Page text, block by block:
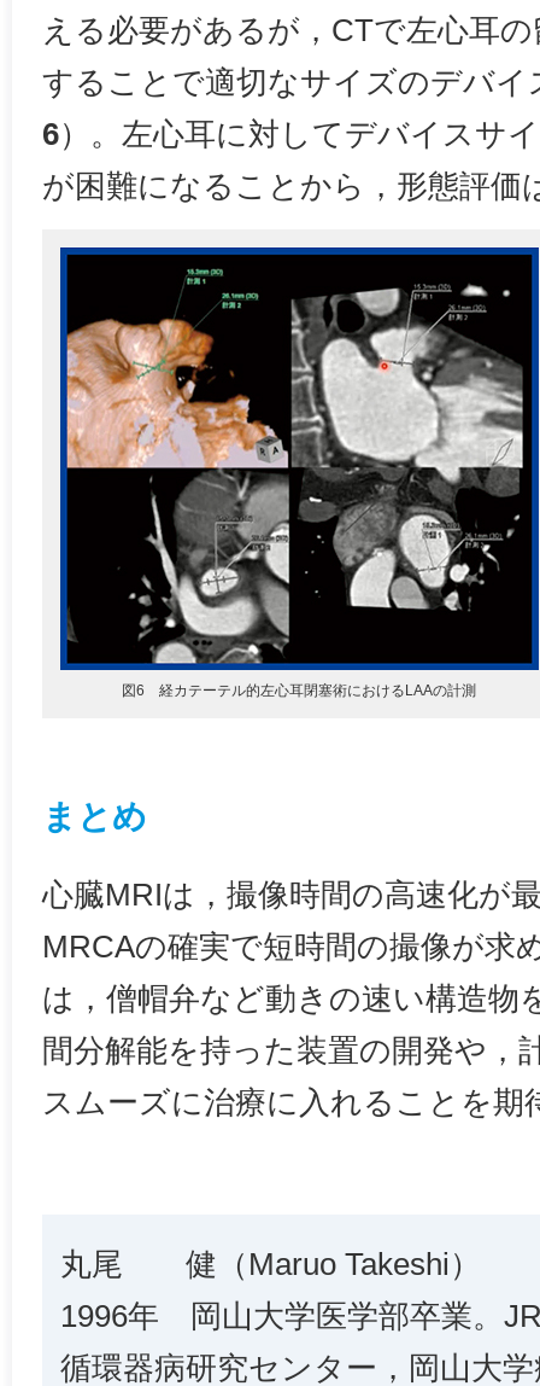
える必要があるが，CTで左心耳
することで適切なサイズのデバイ
6）。左心耳に対してデバイスサ
が困難になることから，形態評価
図6 経カテーテル的左心耳閉塞術におけるLAAの計測
まとめ
心臓MRIは，撮像時間の高速化が
MRCAの確実で短時間の撮像が求
は，僧帽弁など動きの速い構造物
間分解能を持った装置の開発や，
スムーズに治療に入れることを期
丸尾 健（Maruo Takeshi）
1996年 岡山大学医学部卒業。
循環器病研究センター，岡山大